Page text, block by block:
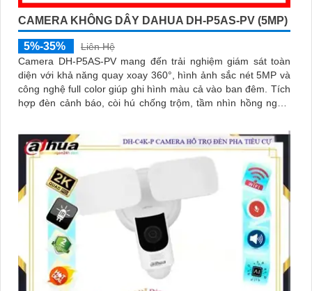
CAMERA KHÔNG DÂY DAHUA DH-P5AS-PV (5MP)
5%-35%
Liên Hệ
Camera DH-P5AS-PV mang đến trải nghiệm giám sát toàn
diện với khả năng quay xoay 360°, hình ảnh sắc nét 5MP và
công nghệ full color giúp ghi hình màu cả vào ban đêm. Tích
hợp đèn cảnh báo, còi hú chống trộm, tầm nhìn hồng ngoại